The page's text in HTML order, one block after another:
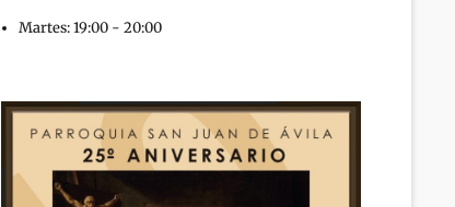
Martes: 19:00 - 20:00